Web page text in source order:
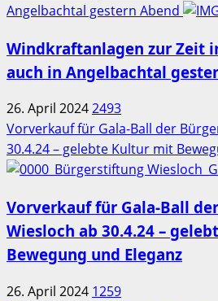
Angelbachtal gestern Abend
Windkraftanlagen zur Zeit
auch in Angelbachtal
26. April 20242493
Vorverkauf für Gala-Ball der
30.4.24 – gelebte Kultur mit
Vorverkauf für Gala-Ball
Wiesloch ab 30.4.24 –
Bewegung und Eleganz
26. April 2024 1259